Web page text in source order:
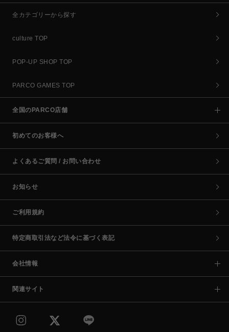
全カテゴリーから探す
culture TOP
POP-UP SHOP TOP
PARCO GAMES TOP
全国のPARCO店舗
初めてのお客様へ
よくあるご質問 / お問い合わせ
お知らせ
ご利用規約
特定商取引法など法令に基づく表記
会社情報
関連サイト